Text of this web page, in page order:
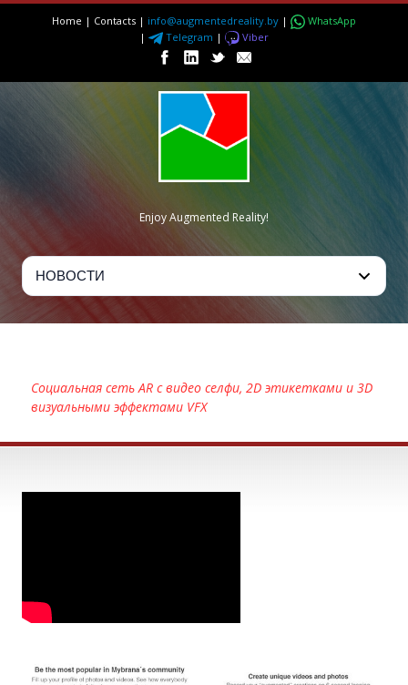
Home | Contacts | info@augmentedreality.by |
WhatsApp
|
Telegram | Viber
Enjoy Augmented Reality!
Социальная сеть AR с видео селфи, 2D этикетками и 3D
визуальными эффектами VFX